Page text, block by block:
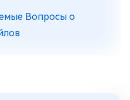
Вопросы о